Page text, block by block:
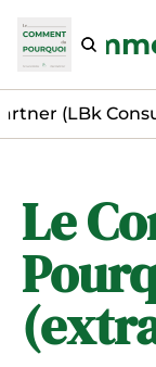
Le
(LBk
Le